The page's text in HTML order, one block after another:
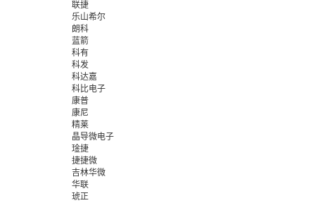
联捷
乐山希尔
朗科
蓝箭
科有
科发
科达嘉
科比电子
康普
康尼
精莱
晶导微电子
琻捷
捷捷微
吉林华微
华联
琥正